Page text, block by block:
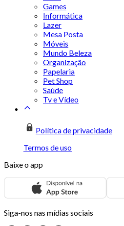
Games
Informática
Lazer
Mesa Posta
Móveis
Mundo Beleza
Organização
Papelaria
Pet Shop
Saúde
Tv e Vídeo
Política de privacidade
Termos de uso
Baixe o app
Siga-nos nas mídias sociais